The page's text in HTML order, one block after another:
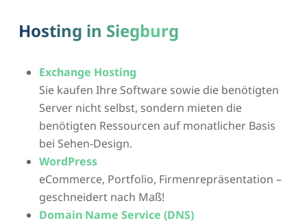
Hosting in Siegburg
Exchange Hosting
Sie kaufen Ihre Software sowie die benötigten
Server nicht selbst, sondern mieten die
benötigten Ressourcen auf monatlicher Basis
bei Sehen-Design.
WordPress
eCommerce, Portfolio, Firmenrepräsentation –
geschneidert nach Maß!
Domain Name Service (DNS)